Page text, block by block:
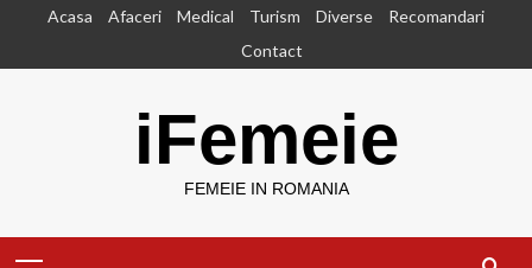
content
Acasa Afaceri Medical Turism Diverse
Recomandari
Contact
iFemeie
FEMEIE IN ROMANIA